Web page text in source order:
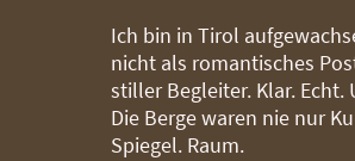
Ich bin in Tirol
nicht als romantisches
stiller Begleiter. Klar. Echt.
Die Berge waren nie nur
Spiegel. Raum.